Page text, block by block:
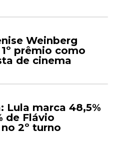
Weinberg
prêmio como
de cinema
Lula marca 48,5%
de Flávio
2º turno